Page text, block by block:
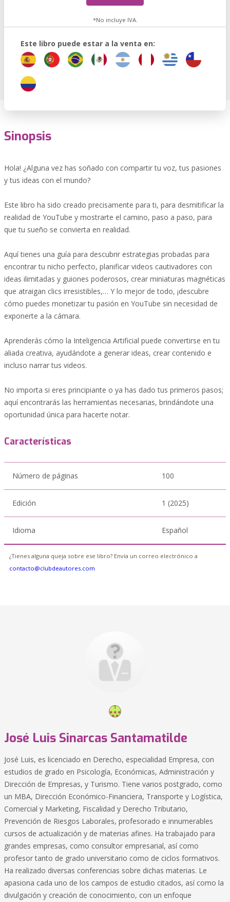
*No incluye IVA.
Este libro puede estar a la venta en:
Sinopsis
Hola! ¿Alguna vez has soñado con compartir tu voz, tus pasiones
y tus ideas con el mundo?
Este libro ha sido creado precisamente para ti, para desmitificar la
realidad de YouTube y mostrarte el camino, paso a paso, para
que tu sueño se convierta en realidad.
Aquí tienes una guía para descubrir estrategias probadas para
encontrar tu nicho perfecto, planificar videos cautivadores con
ideas ilimitadas y guiones poderosos, crear miniaturas magnéticas
que atraigan clics irresistibles,… Y lo mejor de todo, ¡descubre
cómo puedes monetizar tu pasión en YouTube sin necesidad de
exponerte a la cámara.
Aprenderás cómo la Inteligencia Artificial puede convertirse en tu
aliada creativa, ayudándote a generar ideas, crear contenido e
incluso narrar tus videos.
No importa si eres principiante o ya has dado tus primeros pasos;
aquí encontrarás las herramientas necesarias, brindándote una
oportunidad única para hacerte notar.
Características
Número de páginas 100
Edición 1 (2025)
Idioma Español
¿Tienes alguna queja sobre ese libro? Envía un correo electrónico a
contacto@clubdeautores.com
José Luis Sinarcas Santamatilde
José Luis, es licenciado en Derecho, especialidad Empresa, con
estudios de grado en Psicología, Económicas, Administración y
Dirección de Empresas, y Turismo. Tiene varios postgrado, como
un MBA, Dirección Económico-Financiera, Transporte y Logística,
Comercial y Marketing, Fiscalidad y Derecho Tributario,
Prevención de Riesgos Laborales, profesorado e innumerables
cursos de actualización y de materias afines. Ha trabajado para
grandes empresas, como consultor empresarial, así como
profesor tanto de grado universitario como de ciclos formativos.
Ha realizado diversas conferencias sobre dichas materias. Le
apasiona cada uno de los campos de estudio citados, así como la
divulgación y creación de conocimiento, con un enfoque